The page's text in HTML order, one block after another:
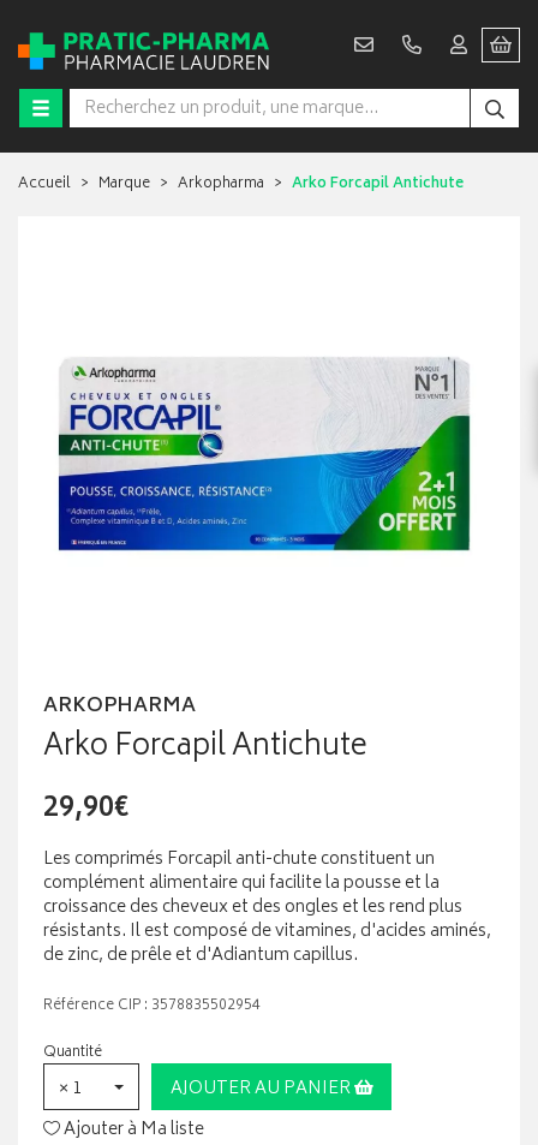
Accueil Marque Arkopharma Arko Forcapil Antichute
ARKOPHARMA
Arko Forcapil Antichute
29,90€
Les comprimés Forcapil anti-chute constituent un
complément alimentaire qui facilite la pousse et la
croissance des cheveux et des ongles et les rend plus
résistants. Il est composé de vitamines, d'acides aminés,
de zinc, de prêle et d'Adiantum capillus.
Référence CIP : 3578835502954
Quantité
× 1
AJOUTER AU PANIER
Ajouter à Ma liste